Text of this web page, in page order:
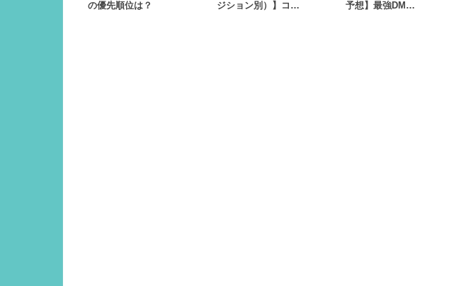
の優先順位は？
ジション別）】コ…
予想】最強DM…